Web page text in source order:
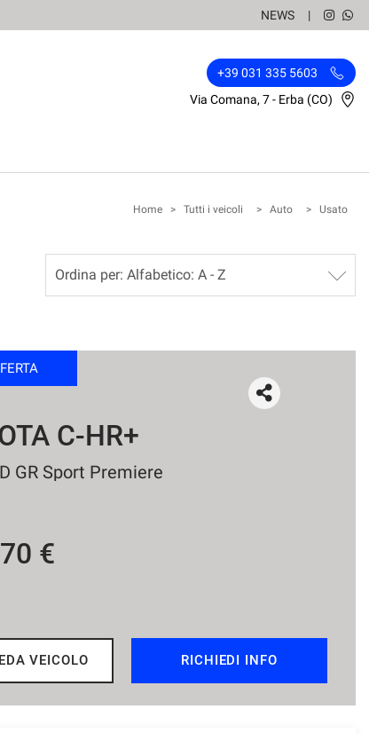
NEWS
+39 031 335 5603
Via Comana, 7 - Erba (CO)
Home > Tutti i veicoli > Auto > Usato
C-HR+
GR Sport Premiere
€
VEICOLO RICHIEDI INFO